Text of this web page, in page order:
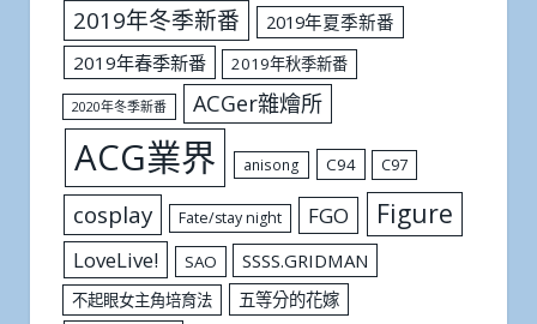
2019年冬季新番
2019年夏季新番
2019年春季新番
2019年秋季新番
2020年冬季新番 ACGer雜燴所
ACG業界 anisong C94 C97
cosplay Fate/stay night FGO Figure
LoveLive! SAO SSSS.GRIDMAN
不起眼女主角培育法 五等分的花嫁